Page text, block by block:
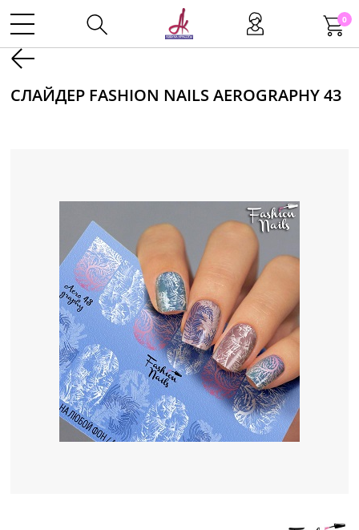
0
Макияж
Маникюр
Одноразовая продукция
Уход за кожей
СЛАЙДЕР FASHION NAILS AEROGRAPHY 43